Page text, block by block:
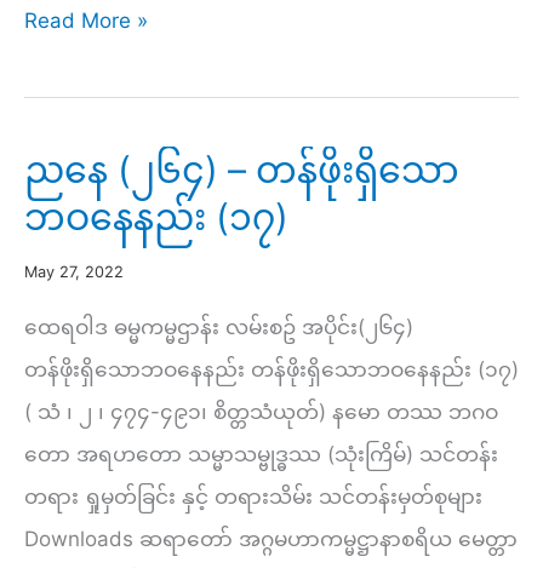
နံနက်
–
တရား
ရှိ
ထား
ချင်
(၈)
Read More »
ညနေ (၂၆၄) – တန်ဖိုးရှိသော
ဘဝနေနည်း (၁၇)
May 27, 2022
ထေရဝါဒ ဓမ္မကမ္မဌာန်း လမ်းစဥ် အပိုင်း(၂၆၄)
တန်ဖိုးရှိသောဘဝနေနည်း တန်ဖိုးရှိသောဘဝနေနည်း (၁၇)
( သံ ၊ ၂ ၊ ၄၇၄-၄၉၁၊ စိတ္တသံယုတ်) နမော တဿ ဘဂဝ
တော အရဟတော သမ္မာသမ္ဗုဒ္ဓဿ (သုံးကြိမ်) သင်တန်း
တရား ရှုမှတ်ခြင်း နှင့် တရားသိမ်း သင်တန်းမှတ်စုများ
Downloads ဆရာတော် အဂ္ဂမဟာကမ္မဋ္ဌာနာစရိယ မေတ္တာ